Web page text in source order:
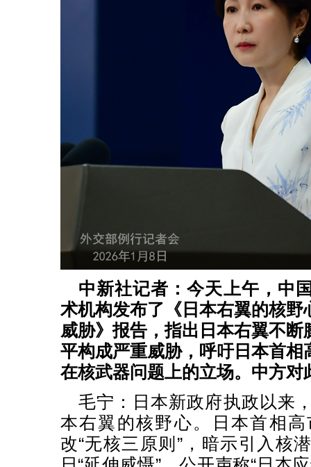
中新社记者：今天上午，中
术机构发布了《日本右翼的核野
威胁》报告，指出日本右翼不
平构成严重威胁，呼吁日本首相
在核武器问题上的立场。中方对
毛宁：日本新政府执政以来
本右翼的核野心。日本首相
改“无核三原则”，暗示引入核